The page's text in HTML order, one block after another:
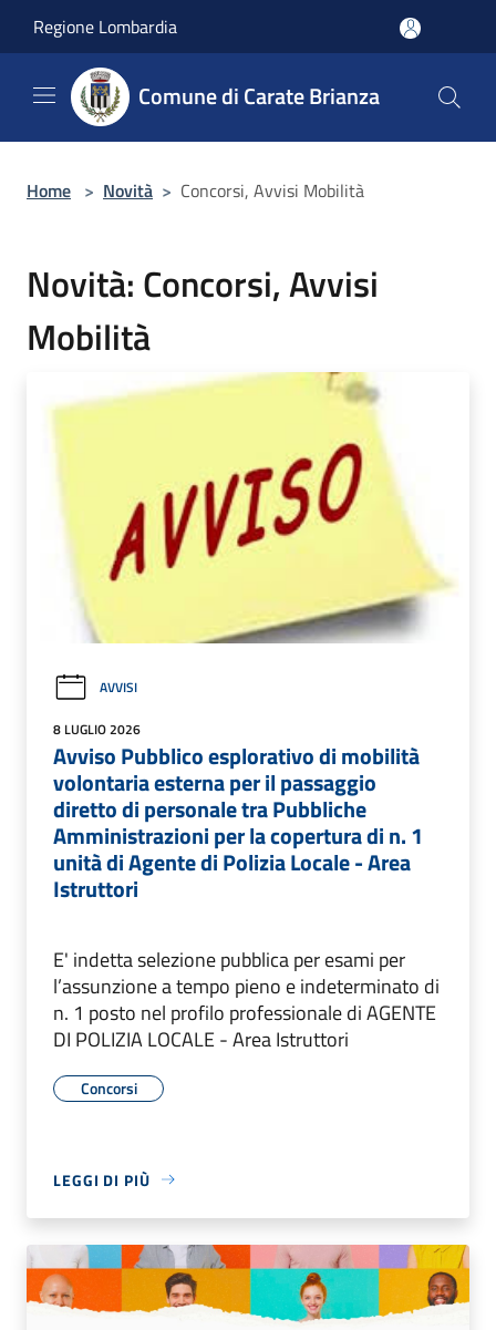
Regione Lombardia
Comune di Carate Brianza
Home > Novità > Concorsi, Avvisi Mobilità
Novità: Concorsi, Avvisi
Mobilità
AVVISI
8 LUGLIO 2026
Avviso Pubblico esplorativo di mobilità
volontaria esterna per il passaggio
diretto di personale tra Pubbliche
Amministrazioni per la copertura di n. 1
unità di Agente di Polizia Locale - Area
Istruttori
E' indetta selezione pubblica per esami per
l’assunzione a tempo pieno e indeterminato di
n. 1 posto nel profilo professionale di AGENTE
DI POLIZIA LOCALE - Area Istruttori
Concorsi
LEGGI DI PIÙ